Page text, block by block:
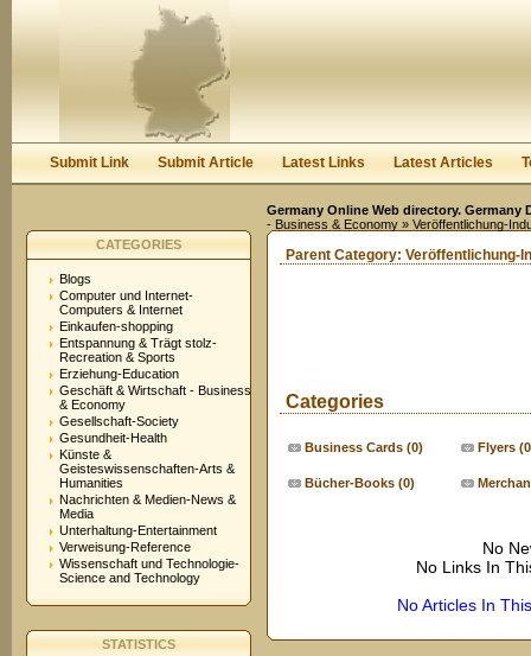
Submit Link Submit Article Latest Links Latest Articles
Germany Online Web directory.
- Business & Economy » Veröffentlichung-
CATEGORIES
Blogs
Computer und Internet-
Computers & Internet
Einkaufen-shopping
Entspannung & Trägt stolz-
Recreation & Sports
Erziehung-Education
Geschäft & Wirtschaft - Business
& Economy
Gesellschaft-Society
Gesundheit-Health
Künste &
Geisteswissenschaften-Arts &
Humanities
Nachrichten & Medien-News &
Media
Unterhaltung-Entertainment
Verweisung-Reference
Wissenschaft und Technologie-
Science and Technology
STATISTICS
Parent Category: Veröffentlichung-
Categories
Business Cards (0)
Bücher-Books (0)
Flyers
No
No Links In
No Articles In